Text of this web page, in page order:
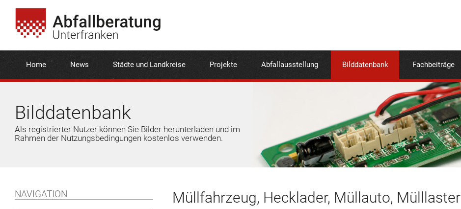
Home News Städte und Landkreise Projekte Abfallausstellung Bilddatenbank Fachbeiträge
Bilddatenbank
Als registrierter Nutzer können Sie Bilder herunterladen und im
Rahmen der Nutzungsbedingungen kostenlos verwenden.
NAVIGATION Müllfahrzeug, Hecklader, Müllauto, Mülllaster